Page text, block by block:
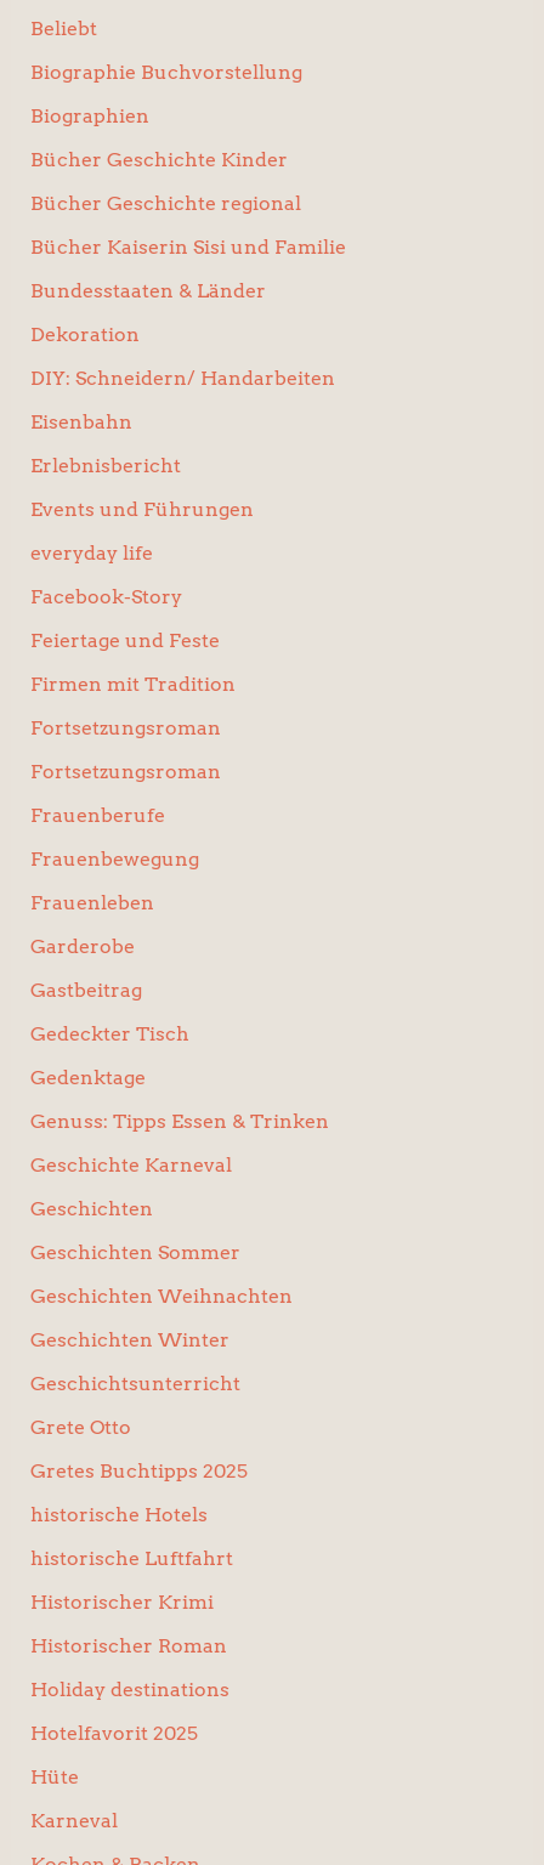
Beliebt
Biographie Buchvorstellung
Biographien
Bücher Geschichte Kinder
Bücher Geschichte regional
Bücher Kaiserin Sisi und Familie
Bundesstaaten & Länder
Dekoration
DIY: Schneidern/ Handarbeiten
Eisenbahn
Erlebnisbericht
Events und Führungen
everyday life
Facebook-Story
Feiertage und Feste
Firmen mit Tradition
Fortsetzungsroman
Fortsetzungsroman
Frauenberufe
Frauenbewegung
Frauenleben
Garderobe
Gastbeitrag
Gedeckter Tisch
Gedenktage
Genuss: Tipps Essen & Trinken
Geschichte Karneval
Geschichten
Geschichten Sommer
Geschichten Weihnachten
Geschichten Winter
Geschichtsunterricht
Grete Otto
Gretes Buchtipps 2025
historische Hotels
historische Luftfahrt
Historischer Krimi
Historischer Roman
Holiday destinations
Hotelfavorit 2025
Hüte
Karneval